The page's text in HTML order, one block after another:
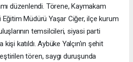
düzenlendi. Törene, Kaymakam
Eğitim Müdürü Yaşar Ciğer, ilçe kurum
temsilcileri, siyasi parti
katıldı. Aybüke Yalçın'ın şehit
tören, saygı duruşunda